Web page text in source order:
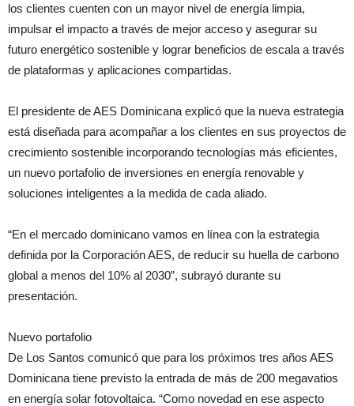
los clientes cuenten con un mayor nivel de energía limpia,
impulsar el impacto a través de mejor acceso y asegurar su
futuro energético sostenible y lograr beneficios de escala a través
de plataformas y aplicaciones compartidas.
El presidente de AES Dominicana explicó que la nueva estrategia
está diseñada para acompañar a los clientes en sus proyectos de
crecimiento sostenible incorporando tecnologías más eficientes,
un nuevo portafolio de inversiones en energía renovable y
soluciones inteligentes a la medida de cada aliado.
“En el mercado dominicano vamos en línea con la estrategia
definida por la Corporación AES, de reducir su huella de carbono
global a menos del 10% al 2030”, subrayó durante su
presentación.
Nuevo portafolio
De Los Santos comunicó que para los próximos tres años AES
Dominicana tiene previsto la entrada de más de 200 megavatios
en energía solar fotovoltaica. “Como novedad en ese aspecto